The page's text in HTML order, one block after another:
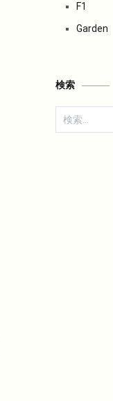
F1
Garden
検索
検
索: